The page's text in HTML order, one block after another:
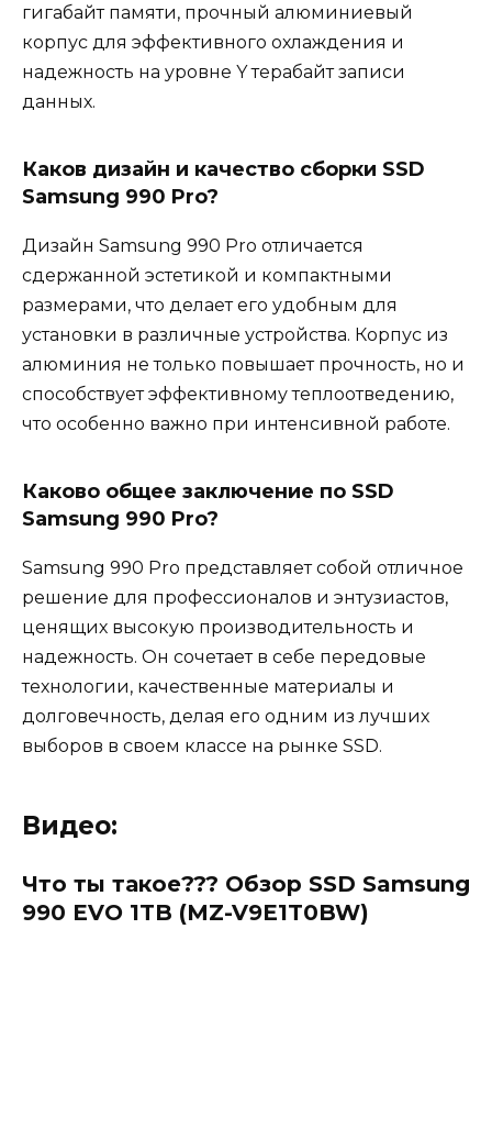
гигабайт памяти, прочный алюминиевый
корпус для эффективного охлаждения и
надежность на уровне Y терабайт записи
данных.
Каков дизайн и качество сборки SSD
Samsung 990 Pro?
Дизайн Samsung 990 Pro отличается
сдержанной эстетикой и компактными
размерами, что делает его удобным для
установки в различные устройства. Корпус из
алюминия не только повышает прочность, но и
способствует эффективному теплоотведению,
что особенно важно при интенсивной работе.
Каково общее заключение по SSD
Samsung 990 Pro?
Samsung 990 Pro представляет собой отличное
решение для профессионалов и энтузиастов,
ценящих высокую производительность и
надежность. Он сочетает в себе передовые
технологии, качественные материалы и
долговечность, делая его одним из лучших
выборов в своем классе на рынке SSD.
Видео:
Что ты такое??? Обзор SSD Samsung
990 EVO 1TB (MZ-V9E1T0BW)